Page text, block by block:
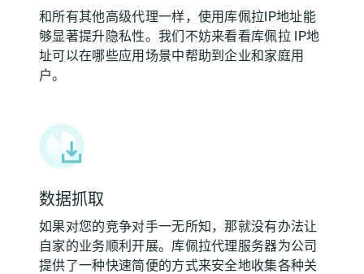
和所有其他高级代理一样，使用库佩拉IP地址能
够显著提升隐私性。我们不妨来看看库佩拉 IP地
址可以在哪些应用场景中帮助到企业和家庭用
户。
数据抓取
如果对您的竞争对手一无所知，那就没有办法让
自家的业务顺利开展。库佩拉代理服务器为公司
提供了一种快速简便的方式来安全地收集各种关